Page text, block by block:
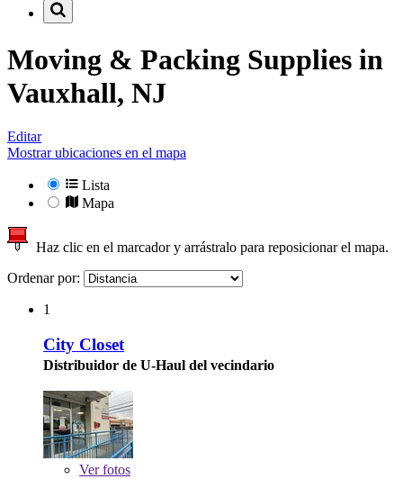
Moving & Packing Supplies in
Vauxhall, NJ
Editar
Mostrar ubicaciones en el mapa
Lista
Mapa
Haz clic en el marcador y arrástralo para reposicionar el mapa.
Ordenar por:
1
City Closet
Distribuidor de U-Haul del vecindario
Verfotos